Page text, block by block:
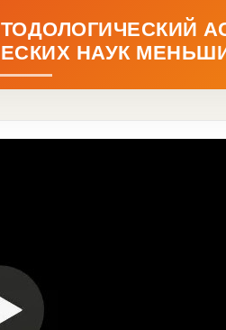
НАУК